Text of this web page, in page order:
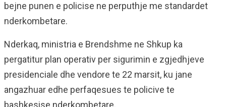
bejne punen e policise ne perputhje me standardet
nderkombetare.
Nderkaq, ministria e Brendshme ne Shkup ka
pergatitur plan operativ per sigurimin e zgjedhjeve
presidenciale dhe vendore te 22 marsit, ku jane
angazhuar edhe perfaqesues te policive te
bashkesise nderkombetare.